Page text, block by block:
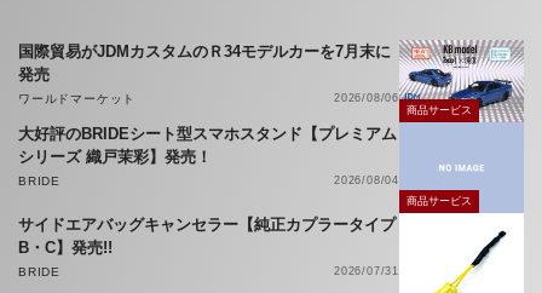
国際貿易がJDMカスタムのＲ34モデルカーを7月末に
発売
ワールドマーケット
2026/08/06
商品サービス
大好評のBRIDEシート型スマホスタンド【プレミアム
シリーズ 織戸茉彩】発売！
BRIDE
2026/08/04
商品サービス
サイドエアバッグキャンセラー【純正カプラータイプ
B・C】発売!!
BRIDE 2026/07/31